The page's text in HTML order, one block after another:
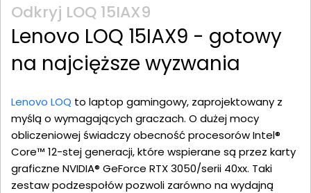
Odkryj LOQ 15IAX9
Lenovo LOQ 15IAX9 - gotowy
na najcięższe wyzwania
Lenovo LOQ to laptop gamingowy, zaprojektowany z
myślą o wymagających graczach. O dużej mocy
obliczeniowej świadczy obecność procesorów Intel®
Core™ 12-stej generacji, które wspierane są przez karty
graficzne NVIDIA® GeForce RTX 3050/serii 40xx. Taki
zestaw podzespołów pozwoli zarówno na wydajną